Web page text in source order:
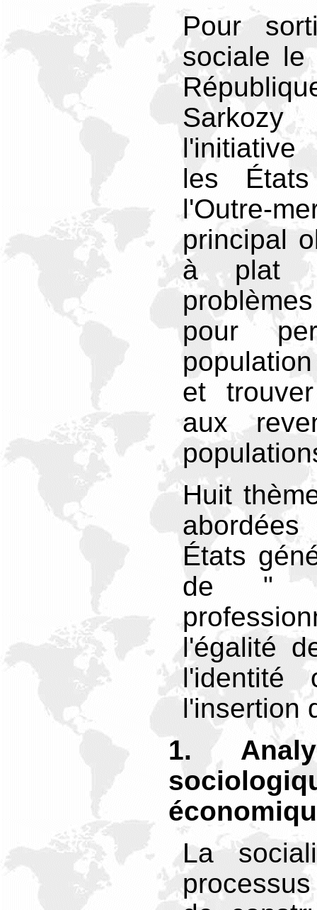
Pour
sociale le
Sarkozy
les
l'Outre-
principal
à plat
pour
et
aux
Huit
États
de "
l'égalité
l'identité
l'insertion
1.
La